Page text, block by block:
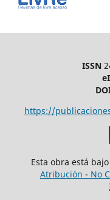
ISSN
https://
Esta obra está
Atribución - No